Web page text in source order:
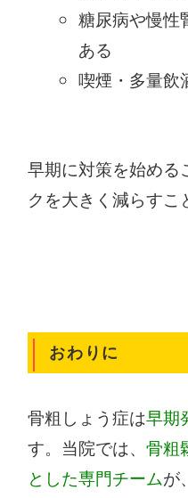
糖尿病や慢性
ある
喫煙・多量飲
早期に対策を始める
クを大きく減らすこ
おわりに
骨粗しょう症は早期
す。当院では、骨粗
とした専門チームが